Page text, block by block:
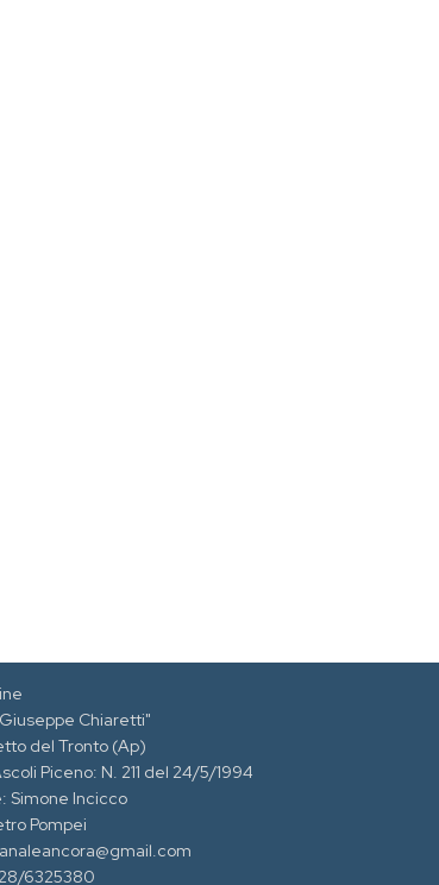
Chiaretti"
del Tronto (Ap)
Piceno: N. 211 del 24/5/1994
Simone Incicco
Pompei
6325380